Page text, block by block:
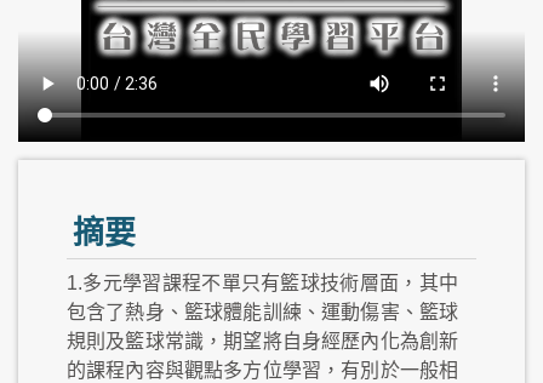
摘要
1.多元學習課程不單只有籃球技術層面，其中
包含了熱身、籃球體能訓練、運動傷害、籃球
規則及籃球常識，期望將自身經歷內化為創新
的課程內容與觀點多方位學習，有別於一般相